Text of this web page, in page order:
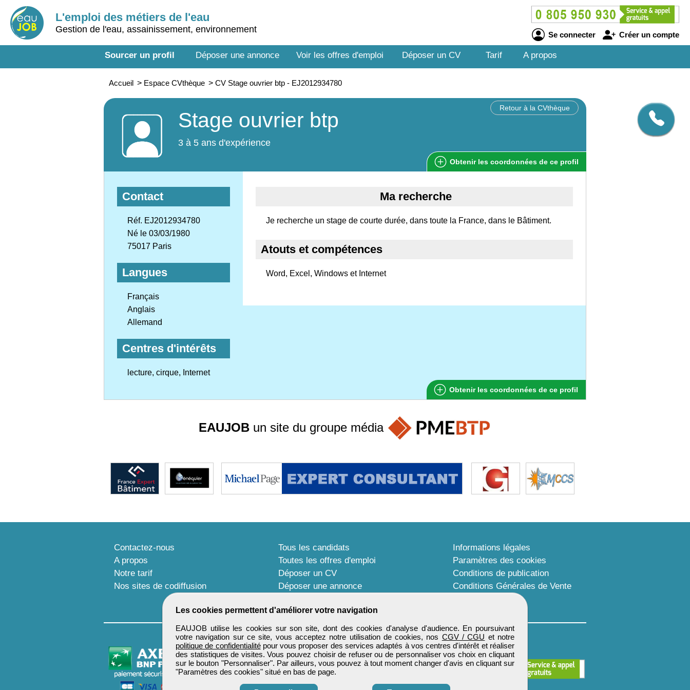
L'emploi des métiers de l'eau
Gestion de l'eau, assainissement, environnement
Se connecter Créer un compte
Sourcer un profil Déposer une annonce Voir les offres d'emploi Déposer un CV Tarif A propos
Accueil > Espace CVthèque > CV Stage ouvrier btp - EJ2012934780
Retour à la CVthèque
Stage ouvrier btp
3 à 5 ans d'expérience
Obtenir les coordonnées de ce profil
Contact
Réf. EJ2012934780
Né le 03/03/1980
75017 Paris
Langues
Français
Anglais
Allemand
Centres d'intérêts
lecture, cirque, Internet
Ma recherche
Je recherche un stage de courte durée, dans toute la France, dans le Bâtiment.
Atouts et compétences
Word, Excel, Windows et Internet
Obtenir les coordonnées de ce profil
Les cookies permettent d'améliorer votre navigation
EAUJOB utilise les cookies sur son site, dont des cookies d'analyse d'audience. En poursuivant
votre navigation sur ce site, vous acceptez notre utilisation de cookies, nos CGV / CGU et notre
politique de confidentialitépour vous proposer des services adaptés à vos centres d'intérêt et réaliser
des statistiques de visites. Vous pouvez choisir de refuser ou de personnaliser vos choix en cliquant
sur le bouton "Personnaliser". Par ailleurs, vous pouvez à tout moment changer d'avis en cliquant sur
"Paramètres des cookies" situé en bas de page.
EAUJOB un site du groupe média
Contactez-nous
A propos
Notre tarif
Nos sites de codiffusion
Tous les candidats
Toutes les offres d'emploi
Déposer un CV
Déposer une annonce
Informations légales
Paramètres des cookies
Conditions de publication
Conditions Générales de Vente